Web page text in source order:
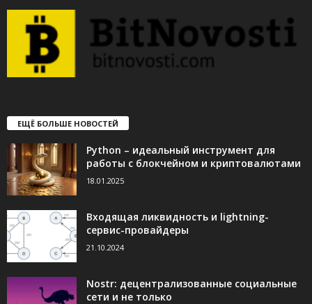
ЕЩЁ БОЛЬШЕ НОВОСТЕЙ
Python – идеальный инструмент для
работы с блокчейном и криптовалютами
18.01.2025
Входящая ликвидность и lightning-
сервис-провайдеры
21.10.2024
Nostr: децентрализованные социальные
сети и не только